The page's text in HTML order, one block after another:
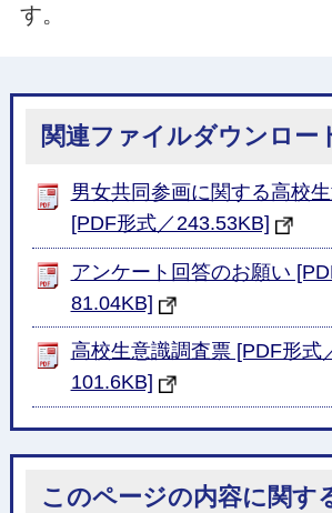
す。
関連ファイルダウンロー
男女共同参画に関する高校
[PDF形式／243.53KB]
アンケート回答のお願い
81.04KB]
高校生意識調査票 [PDF形式
101.6KB]
このページの内容に関す